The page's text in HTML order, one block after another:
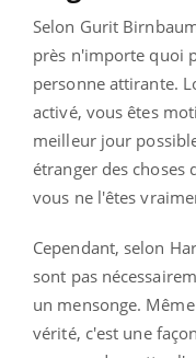
Selon Gurit
près n'importe quoi
personne attirante.
activé, vous êtes
meilleur jour
étranger des
vous ne l'êtes
Cependant, selon
sont pas
un mensonge.
vérité, c'est une